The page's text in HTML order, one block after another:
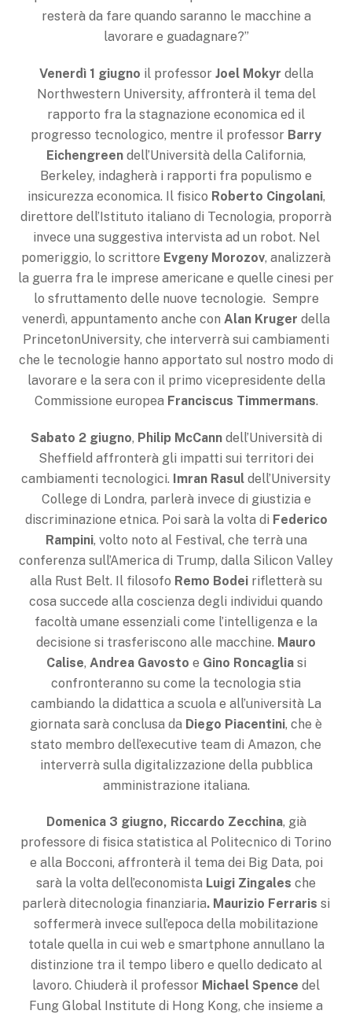
resterà da fare quando saranno le macchine a
lavorare e guadagnare?”
Venerdì 1 giugno il professorJoel Mokyr della
Northwestern University, affronterà il tema del
rapporto fra la stagnazione economica ed il
progresso tecnologico, mentre il professor Barry
Eichengreen dell’Università della California,
Berkeley, indagherà i rapporti fra populismo e
insicurezza economica. Il fisico Roberto Cingolani,
direttore dell’Istituto italiano di Tecnologia, proporrà
invece una suggestiva intervista ad un robot. Nel
pomeriggio, lo scrittore Evgeny Morozov, analizzerà
la guerra fra le imprese americane e quelle cinesi per
lo sfruttamento delle nuove tecnologie. Sempre
venerdì, appuntamento anche con Alan Kruger della
PrincetonUniversity, che interverrà sui cambiamenti
che le tecnologie hanno apportato sul nostro modo di
lavorare e la sera con il primo vicepresidente della
Commissione europea Franciscus Timmermans.
Sabato 2 giugno, Philip McCanndell’Università di
Sheffield affronterà gli impatti sui territori dei
cambiamenti tecnologici. Imran Rasul dell’University
College di Londra, parlerà invece di giustizia e
discriminazione etnica. Poi sarà la volta di Federico
Rampini, volto noto al Festival, che terrà una
conferenza sull’America di Trump, dalla Silicon Valley
alla Rust Belt. Il filosofo Remo Bodei rifletterà su
cosa succede alla coscienza degli individui quando
facoltà umane essenziali come l’intelligenza e la
decisione si trasferiscono alle macchine. Mauro
Calise, Andrea Gavosto e Gino Roncagliasi
confronteranno su come la tecnologia stia
cambiando la didattica a scuola e all’università La
giornata sarà conclusa da Diego Piacentini, che è
stato membro dell’executive team di Amazon, che
interverrà sulla digitalizzazione della pubblica
amministrazione italiana.
Domenica 3 giugno, Riccardo Zecchina, già
professore di fisica statistica al Politecnico di Torino
e alla Bocconi, affronterà il tema dei Big Data, poi
sarà la volta dell’economista Luigi Zingales che
parlerà ditecnologia finanziaria. Maurizio Ferraris si
soffermerà invece sull’epoca della mobilitazione
totale quella in cui web e smartphone annullano la
distinzione tra il tempo libero e quello dedicato al
lavoro. Chiuderà il professor Michael Spence del
Fung Global Institute di Hong Kong, che insieme a